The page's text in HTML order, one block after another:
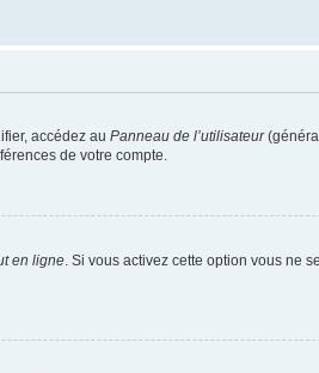
accédez au Panneau de l’utilisateur
de votre compte.
en ligne . Si vous activez cette option vous ne